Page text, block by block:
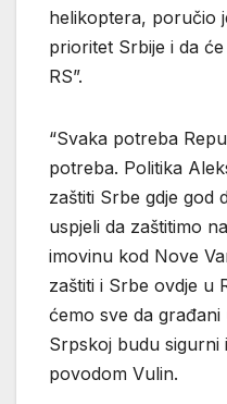
helikoptera, poručio
prioritet Srbije i da
RS”.
“Svaka potreba
potreba. Politika
zaštiti Srbe gdje god
uspjeli da zaštitimo
imovinu kod Nove
zaštiti i Srbe ovdje u
ćemo sve da
Srpskoj budu sigurni
povodom Vulin.